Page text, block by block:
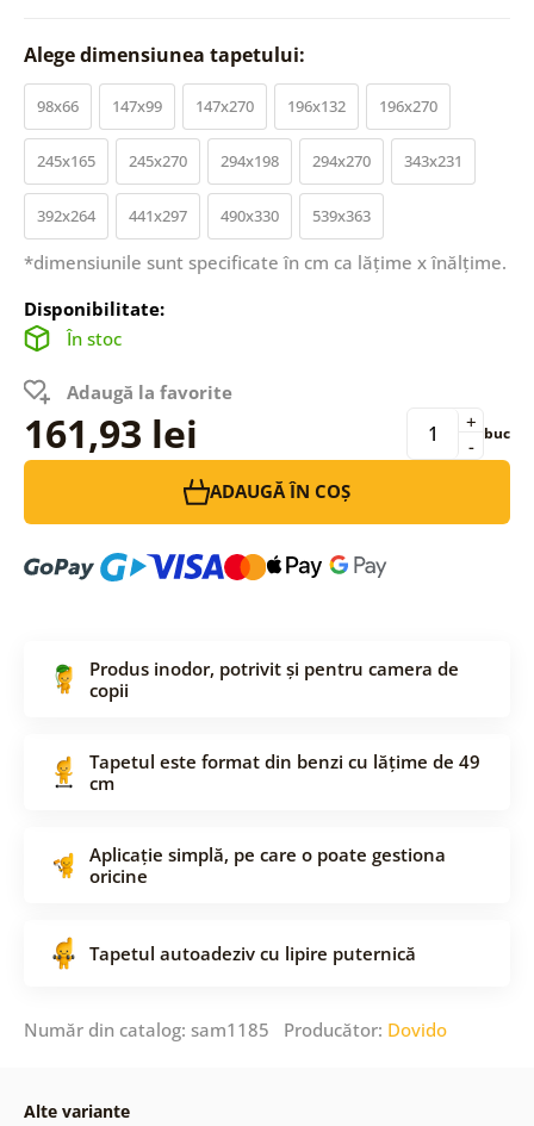
Alege dimensiunea tapetului:
98x66 147x99 147x270 196x132 196x270
245x165 245x270 294x198 294x270 343x231
392x264 441x297 490x330 539x363
*dimensiunile sunt specificate în cm ca lățime x înălțime.
Disponibilitate:
În stoc
Adaugă la favorite
161,93 lei -
+ buc
ADAUGĂ ÎN COȘ
Produs inodor, potrivit și pentru camera de
copii
Tapetul este format din benzi cu lățime de 49
cm
Aplicație simplă, pe care o poate gestiona
oricine
Tapetul autoadeziv cu lipire puternică
Număr din catalog: sam1185 Producător: Dovido
Alte variante